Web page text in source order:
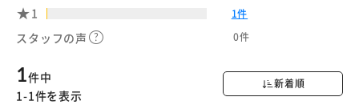
1 1件
スタッフの声 0件
新着順
1件中
1-1件を表示